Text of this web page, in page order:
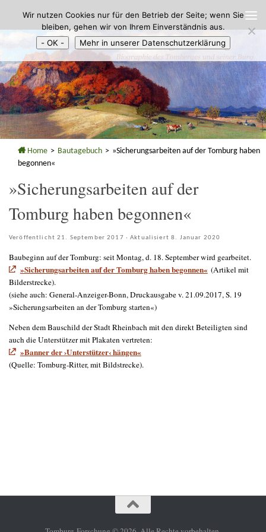
Zum Inhalt springen
Home > Bautagebuch > »Sicherungsarbeiten auf der Tomburg haben
begonnen«
»Sicherungsarbeiten auf der
Tomburg haben begonnen«
Veröffentlicht21. September 2017 · Aktualisiert8. Januar 2020
Baubeginn auf der Tomburg: seit Montag, d. 18. September wird gearbeitet.
»Sicherungsarbeiten auf der Tomburg haben begonnen« (Artikel mit
Bilderstrecke).
(siehe auch: General-Anzeiger-Bonn, Druckausgabe v. 21.09.2017, S. 19
»Sicherungsarbeiten an der Tomburg starten«)
Neben dem Bauschild der Stadt Rheinbach mit den direkt Beteiligten sind
auch die Unterstützer mit Plakaten vertreten:
»Banner der ›Unterstützer‹ hängen«
(Quelle: Tomburg-Ritter, mit Bildstrecke).
Wir nutzen Cookies nur für den Betrieb der Seite; wenn Sie
bleiben, gehen wir von Ihrem Einverständnis aus.
- OK -
Mehr in unserer Datenschutzerklärung